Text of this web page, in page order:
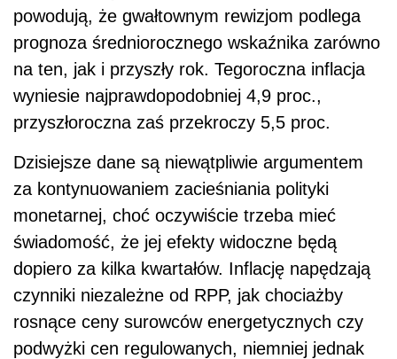
powodują, że gwałtownym rewizjom podlega
prognoza średniorocznego wskaźnika zarówno
na ten, jak i przyszły rok. Tegoroczna inflacja
wyniesie najprawdopodobniej 4,9 proc.,
przyszłoroczna zaś przekroczy 5,5 proc.
Dzisiejsze dane są niewątpliwie argumentem
za kontynuowaniem zacieśniania polityki
monetarnej, choć oczywiście trzeba mieć
świadomość, że jej efekty widoczne będą
dopiero za kilka kwartałów. Inflację napędzają
czynniki niezależne od RPP, jak chociażby
rosnące ceny surowców energetycznych czy
podwyżki cen regulowanych, niemniej jednak